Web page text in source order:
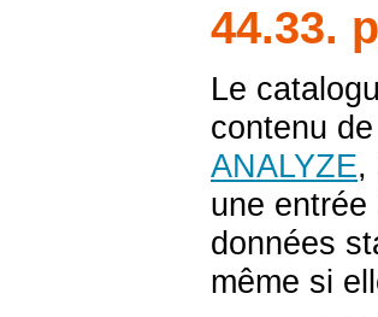
44.33.
Le
contenu
ANALYZE,
une
données
même si